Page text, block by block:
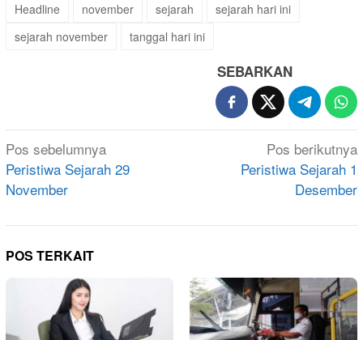
Headline november sejarah
sejarah hari ini
sejarah november
tanggal hari ini
SEBARKAN
Navigasi
pos
Pos sebelumnya
Peristiwa Sejarah 29
November
Pos berikutnya
Peristiwa Sejarah 1
Desember
POS TERKAIT